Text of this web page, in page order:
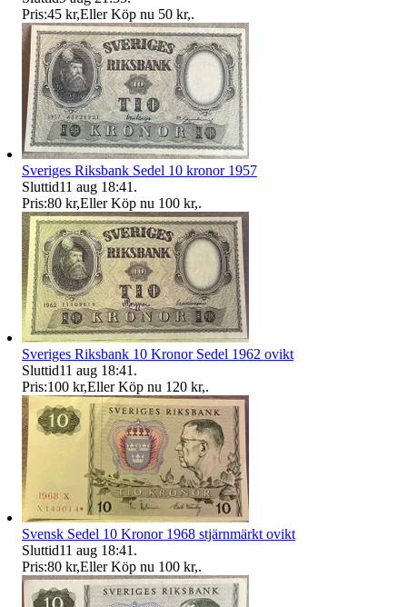
Pris:45 kr,Eller Köp nu 50 kr,.
Sveriges Riksbank Sedel 10 kronor 1957
Sluttid11 aug 18:41 .
Pris:80 kr,Eller Köp nu 100 kr,.
Sveriges Riksbank 10 Kronor Sedel 1962 ovikt
Sluttid11 aug 18:41 .
Pris:100 kr,Eller Köp nu 120 kr,.
Svensk Sedel 10 Kronor 1968 stjärnmärkt ovikt
Sluttid11 aug 18:41 .
Pris:80 kr,Eller Köp nu 100 kr,.